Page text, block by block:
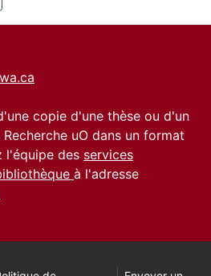
copie d'une thèse ou d'un
uO dans un format
l'équipe des services
à l'adresse